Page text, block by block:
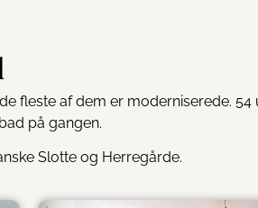
fleste af dem er moderniserede.
på gangen.
Slotte og Herregårde.